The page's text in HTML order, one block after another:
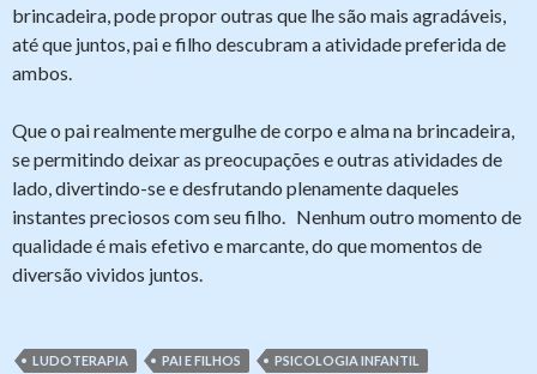
brincadeira, pode propor outras que lhe são mais agradáveis,
até que juntos, pai e filho descubram a atividade preferida de
ambos.
Que o pai realmente mergulhe de corpo e alma na brincadeira,
se permitindo deixar as preocupações e outras atividades de
lado, divertindo-se e desfrutando plenamente daqueles
instantes preciosos com seu filho. Nenhum outro momento de
qualidade é mais efetivo e marcante, do que momentos de
diversão vividos juntos.
LUDOTERAPIA PAI E FILHOS PSICOLOGIA INFANTIL